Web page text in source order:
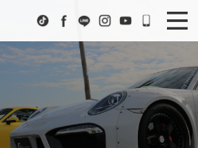
TikTokFacebook
LINE InstagramYoutube072-
Stock List
EUR Sports